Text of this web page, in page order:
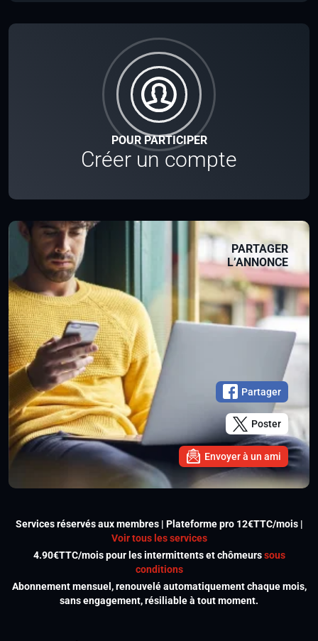
POUR PARTICIPER
Créer un compte
PARTAGER
L’ANNONCE
Partager
Poster
Envoyer à un ami
Services réservés aux membres | Plateforme pro 12€TTC/mois |
Voir tous les services
4.90€TTC/mois pour les intermittents et chômeurssous
conditions
Abonnement mensuel, renouvelé automatiquement chaque mois,
sans engagement, résiliable à tout moment.